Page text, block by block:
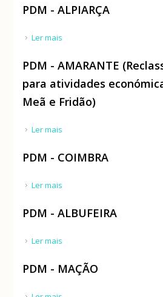
PDM - ALPIARÇA
Ler mais
PDM - AMARANTE
para atividades
Meã e Fridão)
Ler mais
PDM - COIMBRA
Ler mais
PDM - ALBUFEIRA
Ler mais
PDM - MAÇÃO